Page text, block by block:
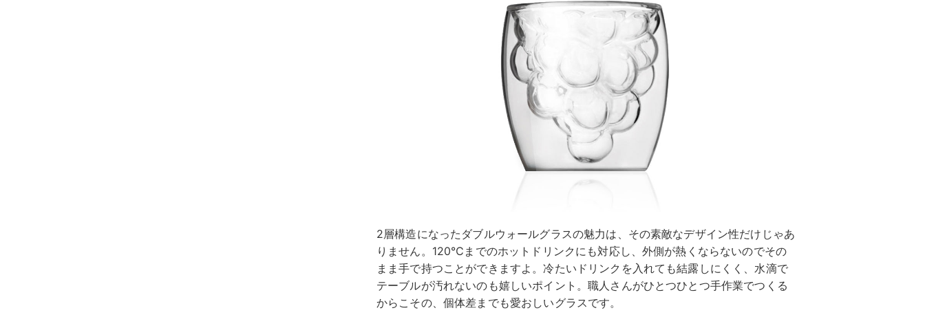
2層構造になったダブルウォールグラスの魅力は、その素敵なデザイン性だけじゃあ
りません。120℃までのホットドリンクにも対応し、外側が熱くならないのでその
まま手で持つことができますよ。冷たいドリンクを入れても結露しにくく、水滴で
テーブルが汚れないのも嬉しいポイント。職人さんがひとつひとつ手作業でつくる
からこその、個体差までも愛おしいグラスです。